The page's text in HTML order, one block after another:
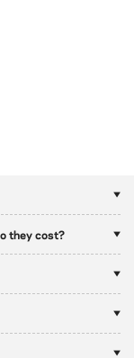
they cost?